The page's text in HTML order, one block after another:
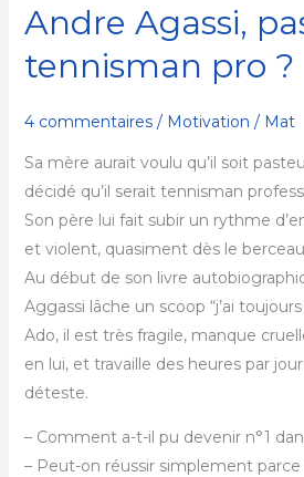
Andre Agassi,
tennisman pro ?
4 commentaires / Motivation / Mat
Sa mère aurait voulu qu’il soit
décidé qu’il serait tennisman
Son père lui fait subir un rythme
et violent, quasiment dès le
Au début de son livre
Aggassi lâche un scoop “j’ai
Ado, il est très fragile, manque
en lui, et travaille des heures par
déteste.
– Comment a-t-il pu devenir n°1
– Peut-on réussir simplement parce
Andre
pasteur
tennisman
pro
?